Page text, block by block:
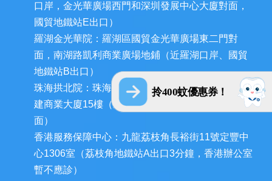
拎400蚊優惠券！
口岸，金光華廣場西門和深圳發展中心大廈對面，
國貿地鐵站E出口）
羅湖金光華院：羅湖區國貿金光華廣場東二門對
面，南湖路凱利商業廣場地鋪（近羅湖口岸、國貿
地鐵站B出口）
珠海拱北院：珠海市香洲區拱北迎賓南路1155號中
建商業大廈15樓（近拱北口岸，迎賓百貨廣場對
面）
香港服務保障中心：九龍荔枝角長裕街11號定豐中
心1306室（荔枝角地鐵站A出口3分鐘，香港辦公室
暫不應診）